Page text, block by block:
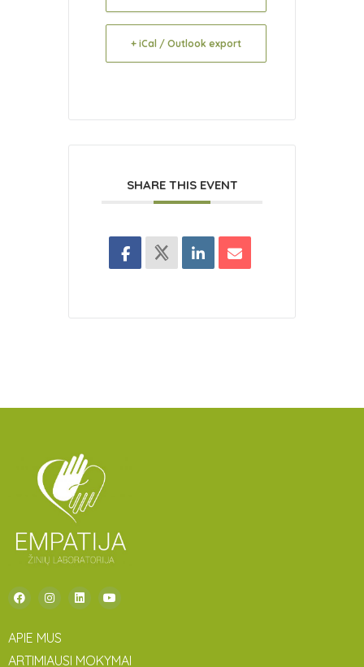
+ iCal / Outlook export
SHARE THIS EVENT
APIE MUS
ARTIMIAUSI MOKYMAI